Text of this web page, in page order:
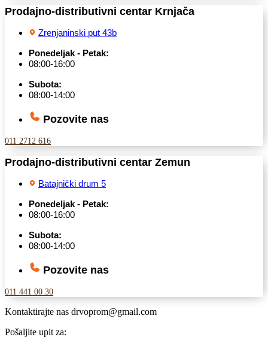
Prodajno-distributivni centar Krnjača
Zrenjaninski put 43b
Ponedeljak - Petak:
08:00-16:00
Subota:
08:00-14:00
Pozovite nas
011 2712 616
Prodajno-distributivni centar Zemun
Batajnički drum 5
Ponedeljak - Petak:
08:00-16:00
Subota:
08:00-14:00
Pozovite nas
011 441 00 30
Kontaktirajte nas drvoprom@gmail.com
Pošaljite upit za: